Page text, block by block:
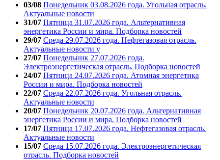
03/08 Понедельник 03.08.2026 года. Угольная отрасль.
Актуальные новости
31/07 Пятница 31.07.2026 года. Альтернативная
энергетика России и мира. Подборка новостей
29/07 Среда 29.07.2026 года. Нефтегазовая отрасль.
Актуальные новости у
27/07 Понедельник 27.07.2026 года.
Электроэнергетическая отрасль. Подборка новостей
24/07 Пятница 24.07.2026 года. Атомная энергетика
России и мира. Подборка новостей
22/07 Среда 22.07.2026 года. Угольная отрасль.
Актуальные новости
20/07 Понедельник 20.07.2026 года. Альтернативная
энергетика России и мира. Подборка новостей
17/07 Пятница 17.07.2026 года. Нефтегазовая отрасль.
Актуальные новости
15/07 Среда 15.07.2026 года. Электроэнергетическая
отрасль. Подборка новостей